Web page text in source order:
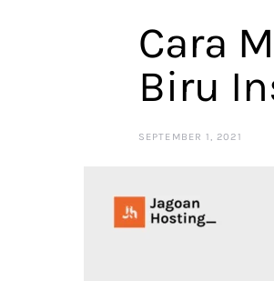
Cara
Biru
SEPTEMBER 1, 2021